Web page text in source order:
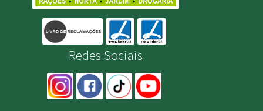
Redes Sociais